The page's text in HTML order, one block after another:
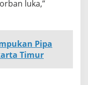
luka,”
Pipa
Timur